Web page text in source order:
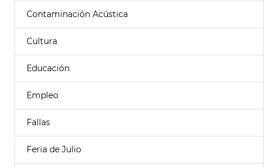
Contaminación Acústica
Cultura
Educación
Empleo
Fallas
Feria de Julio